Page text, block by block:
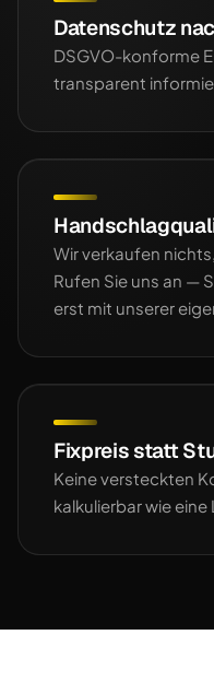
Datenschutz
DSGVO-konforme
transparent
Wir verkaufen
Rufen Sie uns an —
erst mit unserer
Fixpreis statt
Keine versteckten
kalkulierbar wie